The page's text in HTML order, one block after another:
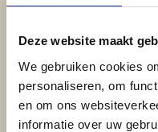
Deze website maakt
We gebruiken cookies
personaliseren, om
en om ons
informatie over uw
PVC
Laminaat